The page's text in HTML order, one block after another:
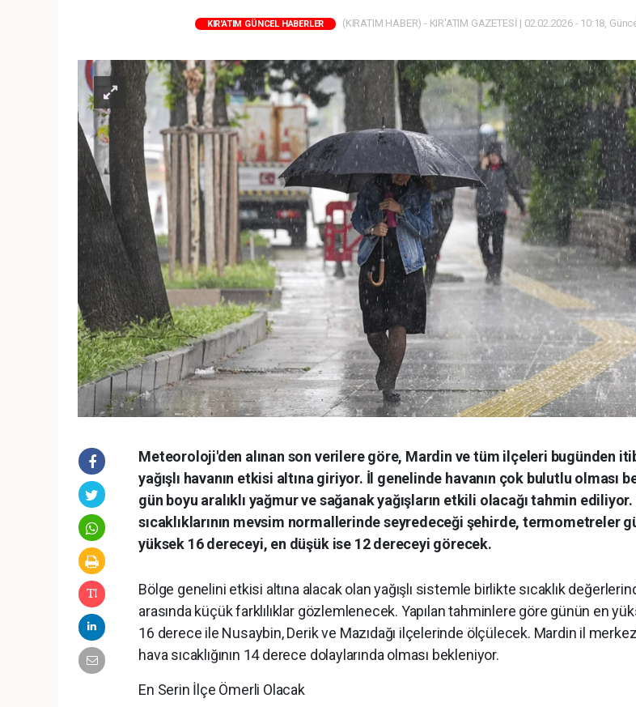
KIR'ATIM GÜNCEL HABERLER (KIRATIM HABER) - KIR'ATIM GAZETESİ | 02.02.2026 - 10:18,
Meteoroloji'den alınan son verilere göre, Mardin ve tüm ilçeleri bugünden
yağışlı havanın etkisi altına giriyor. İl genelinde havanın çok bulutlu olması
gün boyu aralıklı yağmur ve sağanak yağışların etkili olacağı tahmin ediliyor.
sıcaklıklarının mevsim normallerinde seyredeceği şehirde, termometreler
yüksek 16 dereceyi, en düşük ise 12 dereceyi görecek.
Bölge genelini etkisi altına alacak olan yağışlı sistemle birlikte sıcaklık
arasında küçük farklılıklar gözlemlenecek. Yapılan tahminlere göre günün en
16 derece ile Nusaybin, Derik ve Mazıdağı ilçelerinde ölçülecek. Mardin il
hava sıcaklığının 14 derece dolaylarında olması bekleniyor.
En Serin İlçe Ömerli Olacak